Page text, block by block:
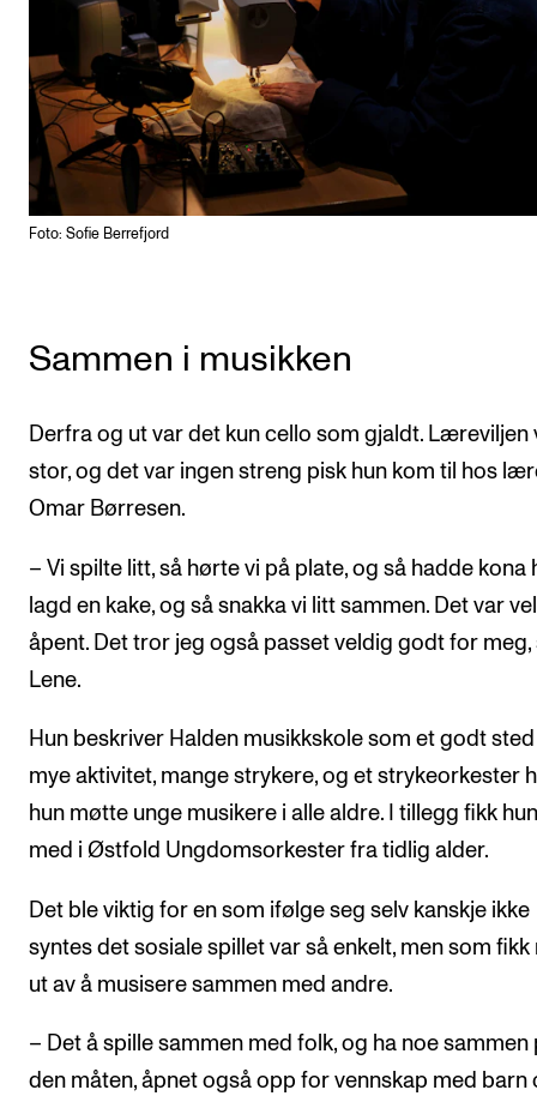
Foto: Sofie Berrefjord
Sammen i musikken
Derfra og ut var det kun cello som gjaldt. Læreviljen
stor, og det var ingen streng pisk hun kom til hos
Omar Børresen.
– Vi spilte litt, så hørte vi på plate, og så hadde kona
lagd en kake, og så snakka vi litt sammen. Det var
åpent. Det tror jeg også passet veldig godt for meg,
Lene.
Hun beskriver Halden musikkskole som et godt
mye aktivitet, mange strykere, og et strykeorkester
hun møtte unge musikere i alle aldre. I tillegg fikk
med i Østfold Ungdomsorkester fra tidlig alder.
Det ble viktig for en som ifølge seg selv kanskje ikke
syntes det sosiale spillet var så enkelt, men som fikk
ut av å musisere sammen med andre.
– Det å spille sammen med folk, og ha noe sammen
den måten, åpnet også opp for vennskap med barn